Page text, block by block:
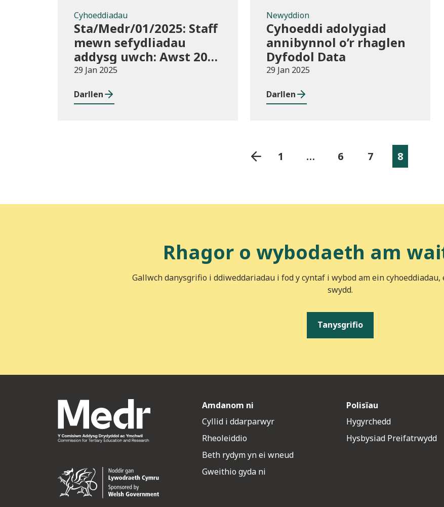
Cyhoeddiadau
Sta/Medr/01/2025: Staff
mewn sefydliadau
addysg uwch: Awst 2023
i Orffennaf 2024
29 Jan 2025
Darllen
Newyddion
Cyhoeddi adolygiad
annibynnol o’r rhaglen
Dyfodol Data
29 Jan 2025
Darllen
1 … 6 7 8
Rhagor o wybodaeth am
Gallwch danysgrifio i ddiweddariadau i fod y cyntaf i wybod am ein cyhoeddiadau,
swydd.
Tanysgrifio
Amdanom ni
Cyllid i ddarparwyr
Rheoleiddio
Beth rydym yn ei wneud
Gweithio gyda ni
Polisïau
Hygyrchedd
Hysbysiad Preifatrwydd